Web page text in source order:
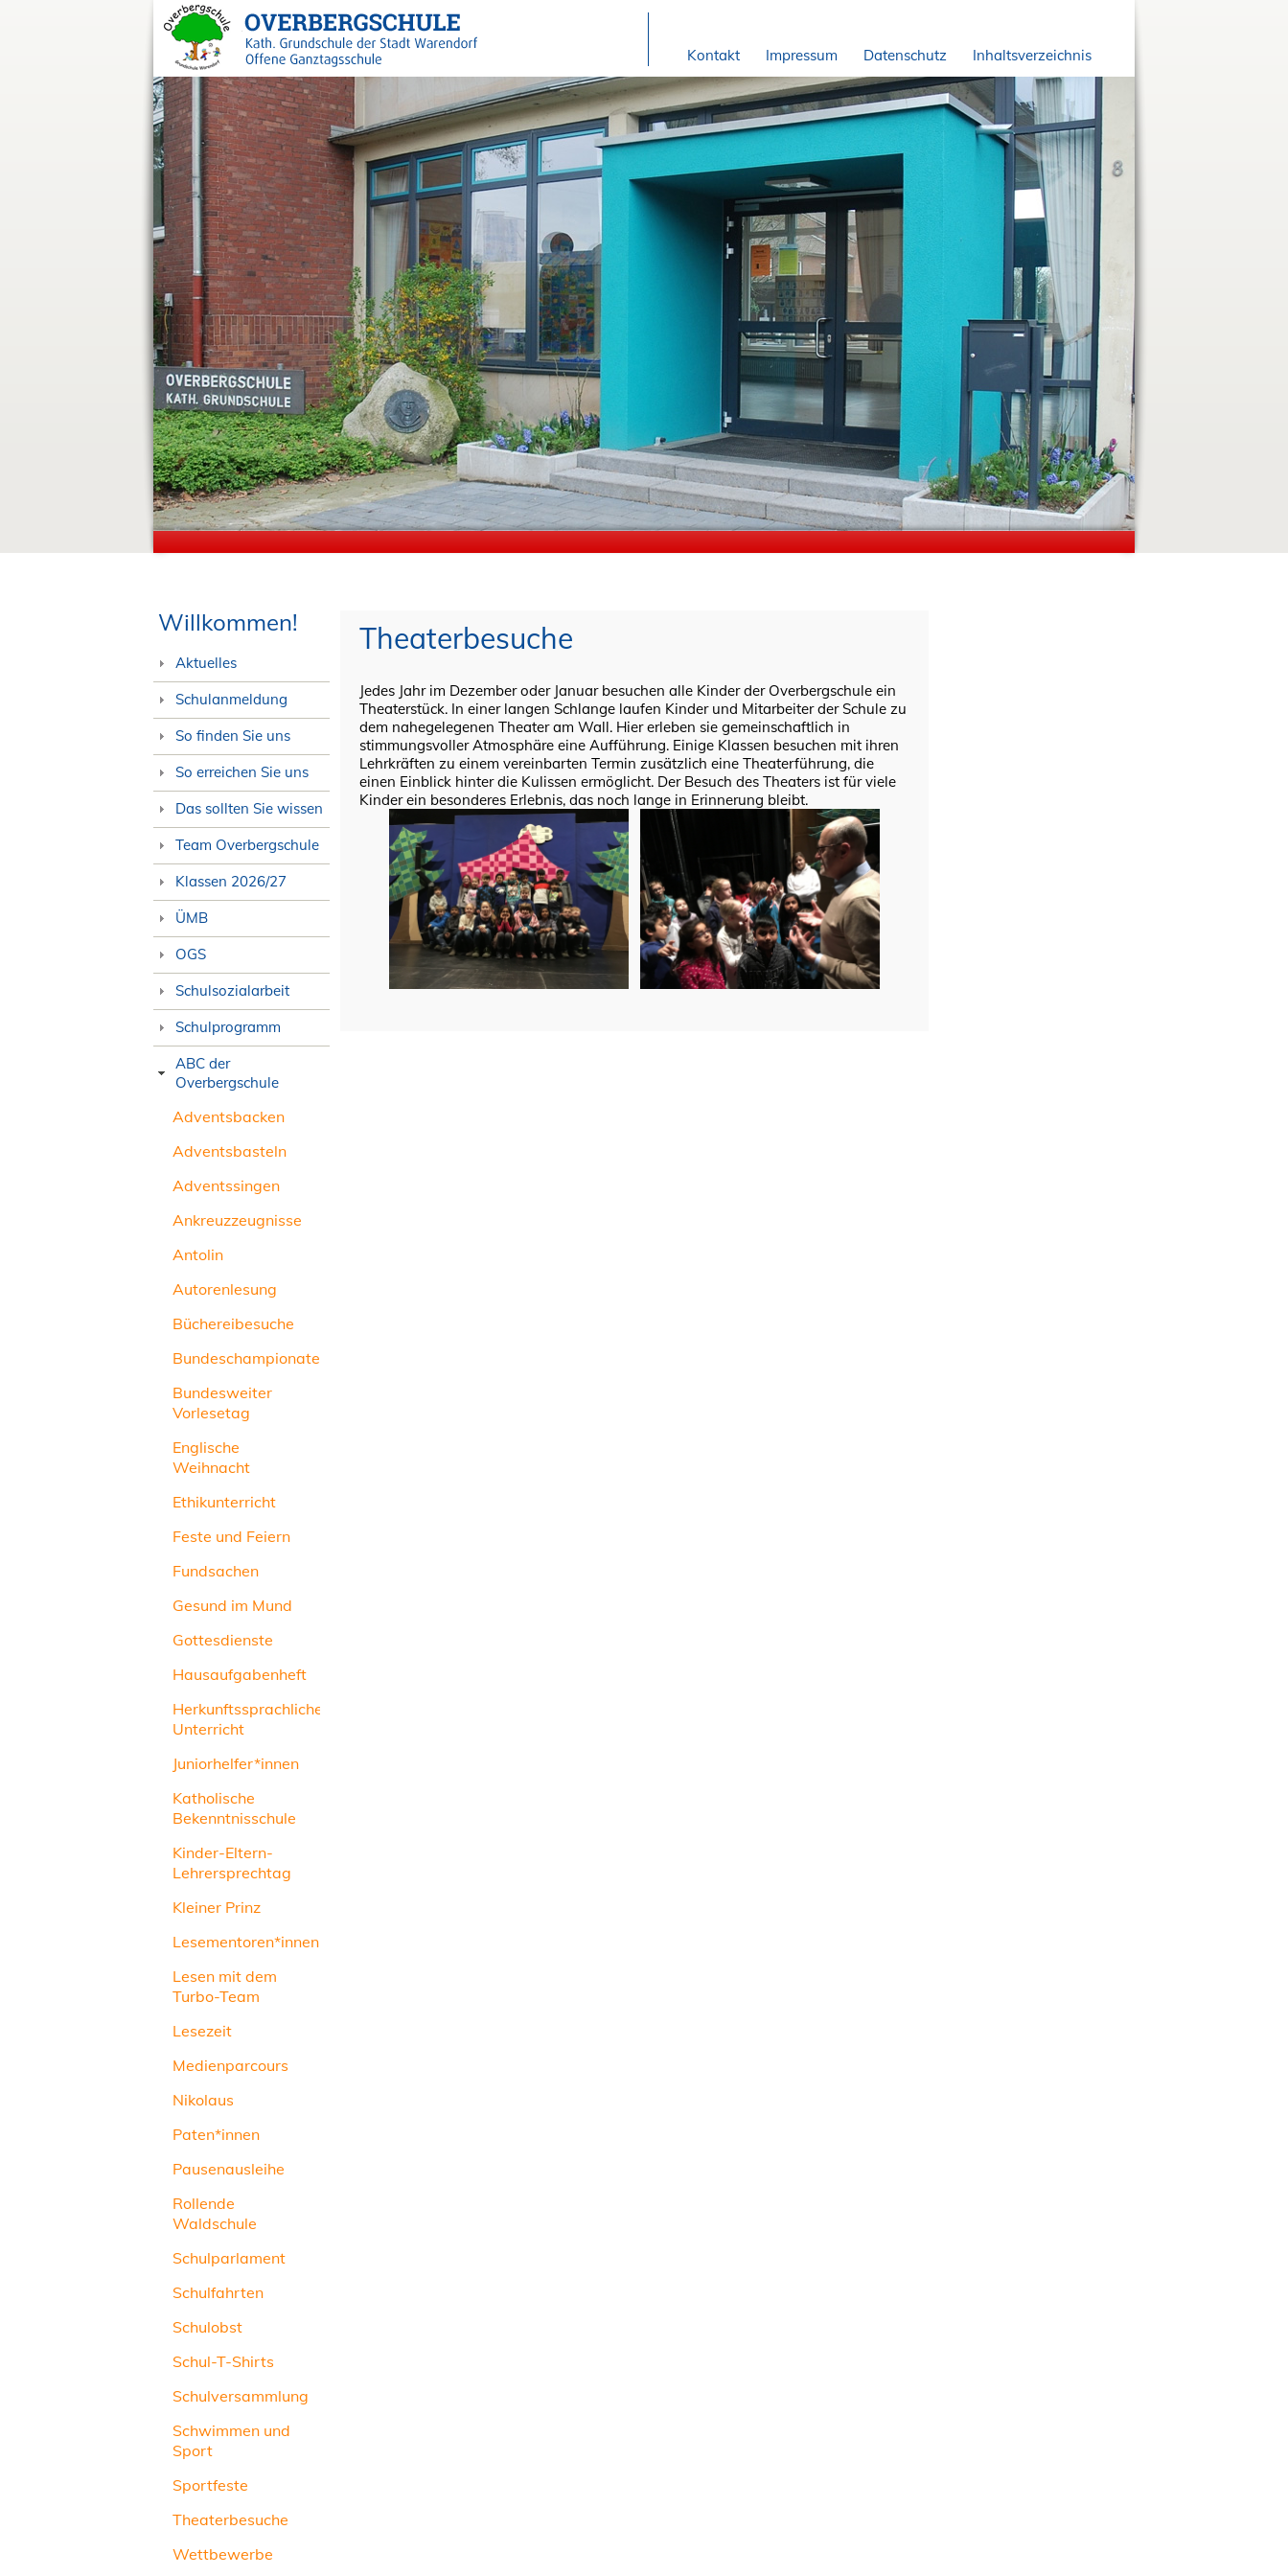
Kontakt Impressum Datenschutz Inhaltsverzeichnis
Willkommen!
Aktuelles
Schulanmeldung
So finden Sie uns
So erreichen Sie uns
Das sollten Sie wissen
Team Overbergschule
Klassen 2026/27
ÜMB
OGS
Schulsozialarbeit
Schulprogramm
ABC der
Overbergschule
Adventsbacken
Adventsbasteln
Adventssingen
Ankreuzzeugnisse
Antolin
Autorenlesung
Büchereibesuche
Bundeschampionate
Bundesweiter
Vorlesetag
Englische
Weihnacht
Ethikunterricht
Feste und Feiern
Fundsachen
Gesund im Mund
Gottesdienste
Hausaufgabenheft
Herkunftssprachlicher
Unterricht
Juniorhelfer*innen
Katholische
Bekenntnisschule
Kinder-Eltern-
Lehrersprechtag
Kleiner Prinz
Lesementoren*innen
Lesen mit dem
Turbo-Team
Lesezeit
Medienparcours
Nikolaus
Paten*innen
Pausenausleihe
Rollende
Waldschule
Schulparlament
Schulfahrten
Schulobst
Schul-T-Shirts
Schulversammlung
Schwimmen und
Sport
Sportfeste
Theaterbesuche
Wettbewerbe
Theaterbesuche
Jedes Jahr im Dezember oder Januar besuchen alle Kinder der Overbergschule ein
Theaterstück. In einer langen Schlange laufen Kinder und Mitarbeiter der Schule zu
dem nahegelegenen Theater am Wall. Hier erleben sie gemeinschaftlich in
stimmungsvoller Atmosphäre eine Aufführung. Einige Klassen besuchen mit ihren
Lehrkräften zu einem vereinbarten Termin zusätzlich eine Theaterführung, die
einen Einblick hinter die Kulissen ermöglicht. Der Besuch des Theaters ist für viele
Kinder ein besonderes Erlebnis, das noch lange in Erinnerung bleibt.